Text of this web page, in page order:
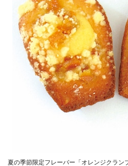
夏の季節限定フレーバー「オレンジクラン